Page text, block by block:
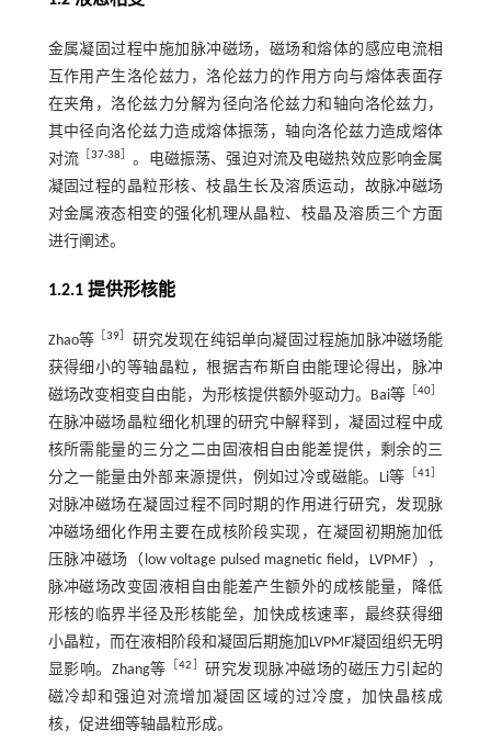
金属凝固过程中施加脉冲磁场，磁场和熔体的感应电流相
互作用产生洛伦兹力，洛伦兹力的作用方向与熔体表面存
在夹角，洛伦兹力分解为径向洛伦兹力和轴向洛伦兹力，
其中径向洛伦兹力造成熔体振荡，轴向洛伦兹力造成熔体
对流［37-38
。电磁振荡、强迫对流及电磁热效应影响金属
凝固过程的晶粒形核、枝晶生长及溶质运动，故脉冲磁场
对金属液态相变的强化机理从晶粒、枝晶及溶质三个方面
进行阐述。
1.2.1 提供形核能
Zhao等 ［39
研究发现在纯铝单向凝固过程施加脉冲磁场能
获得细小的等轴晶粒，根据吉布斯自由能理论得出，脉冲
磁场改变相变自由能，为形核提供额外驱动力。Bai等 ［40
在脉冲磁场晶粒细化机理的研究中解释到，凝固过程中成
核所需能量的三分之二由固液相自由能差提供，剩余的三
分之一能量由外部来源提供，例如过冷或磁能。Li等 ［41
对脉冲磁场在凝固过程不同时期的作用进行研究，发现脉
冲磁场细化作用主要在成核阶段实现，在凝固初期施加低
压脉冲磁场（low voltage pulsed magnetic field，LVPMF），
脉冲磁场改变固液相自由能差产生额外的成核能量，降低
形核的临界半径及形核能垒，加快成核速率，最终获得细
小晶粒，而在液相阶段和凝固后期施加LVPMF凝固组织无明
显影响。Zhang等 ［42 ］研究发现脉冲磁场的磁压力引起的
磁冷却和强迫对流增加凝固区域的过冷度，加快晶核成
核，促进细等轴晶粒形成。